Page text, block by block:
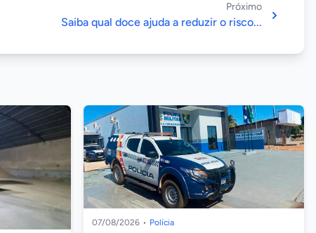
Próximo
Saiba qual doce ajuda a reduzir o risco...
07/08/2026 • Polícia